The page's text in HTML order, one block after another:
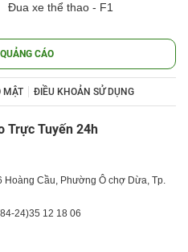
Đua xe thể thao - F1
CÁO
MẬT ĐIỀU KHOẢN SỬ DỤNG
Trực Tuyến 24h
Hoàng Cầu, Phường Ô chợ Dừa, Tp.
24)35 12 18 06